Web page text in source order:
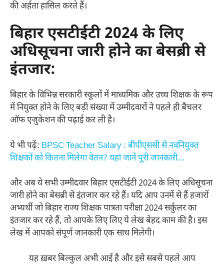
की अर्हता हासिल करते हैं।
बिहार एसटीईटी 2024 के लिए
अधिसूचना जारी होने का बेसब्री से
इंतजार:
बिहार के विभिन्न सरकारी स्कूलों में माध्यमिक और उच्च शिक्षक के रूप
में नियुक्त होने के लिए बड़ी संख्या में उम्मीदवारों ने पहले ही बैचलर
ऑफ एजुकेशन की पढ़ाई कर ली है।
ये भी पढ़ें: BPSC Teacher Salary : बीपीएससी से नवनियुक्त
शिक्षकों को कितना मिलेगा वेतन? यहां जानें पूरी जानकारी…
और अब ये सभी उम्मीदवार बिहार एसटीईटी 2024 के लिए अधिसूचना
जारी होने का बेसब्री से इंतजार कर रहे हैं। यदि आप उनमें से हैं हजारों
अभ्यर्थी जो बिहार राज्य शिक्षक पात्रता परीक्षा 2024 सर्कुलर का
इंतजार कर रहे हैं, तो आपके लिए लिए ये लेख बेहद काम की है। इस
लेख में आपको संपूर्ण जानकारी एक साथ मिलेगी।
यह ख़बर बिल्कुल अभी आई है और इसे सबसे पहले आप